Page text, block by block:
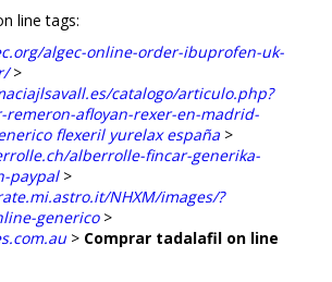
line tags:
algec-online-order-ibuprofen-uk-
>
catalogo/articulo.php?
remeron-afloyan-rexer-en-madrid-
flexeril yurelax españa >
alberrolle-fincar-generika-
paypal>
NHXM/images/?
generico>
> Comprar tadalafil on line